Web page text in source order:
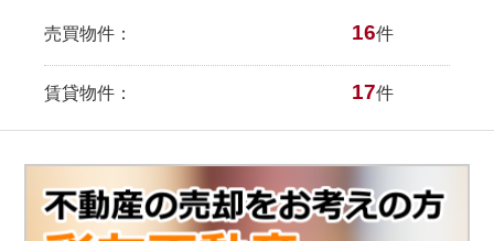
売買物件： 16件
賃貸物件： 17件